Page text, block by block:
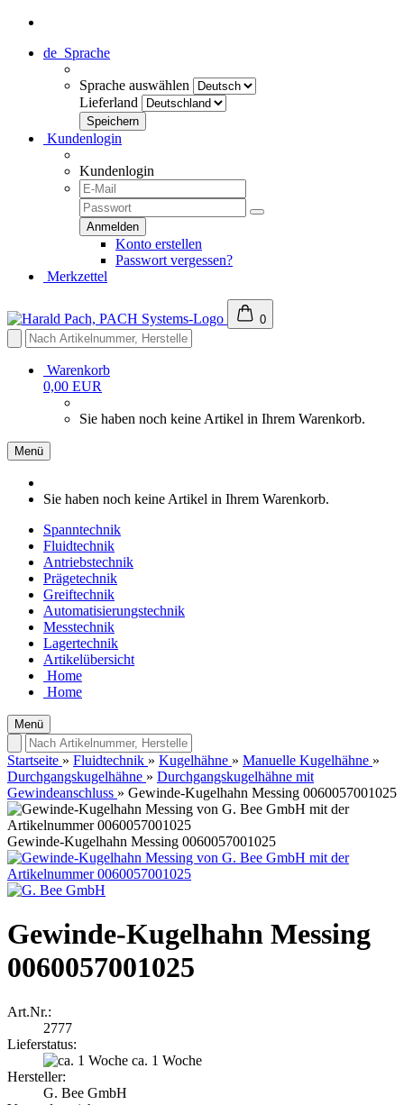
de Sprache
Sprache auswählen
Lieferland
Kundenlogin
Kundenlogin
Konto erstellen
Passwort vergessen?
Merkzettel
0
Warenkorb
0,00 EUR
Sie haben noch keine Artikel in Ihrem Warenkorb.
Menü
Sie haben noch keine Artikel in Ihrem Warenkorb.
Spanntechnik
Fluidtechnik
Antriebstechnik
Prägetechnik
Greiftechnik
Automatisierungstechnik
Messtechnik
Lagertechnik
Artikelübersicht
Home
Home
Menü
Startseite » Fluidtechnik » Kugelhähne » Manuelle Kugelhähne »
Durchgangskugelhähne » Durchgangskugelhähne mit
Gewindeanschluss » Gewinde-Kugelhahn Messing 0060057001025
Gewinde-Kugelhahn Messing 0060057001025
Gewinde-Kugelhahn Messing
0060057001025
Art.Nr.:
2777
Lieferstatus:
ca. 1 Woche
Hersteller:
G. Bee GmbH